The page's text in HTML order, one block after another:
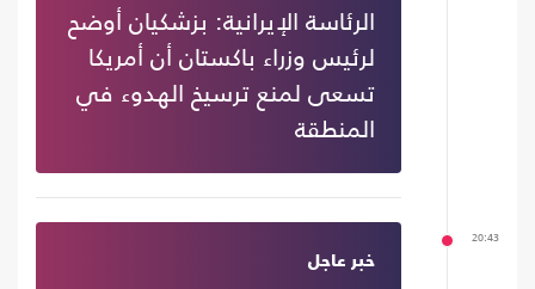
الرئاسة الإيرانية: بزشكيان أوضح
لرئيس وزراء باكستان أن أمريكا
تسعى لمنع ترسيخ الهدوء في
المنطقة
20:43
خبر عاجل